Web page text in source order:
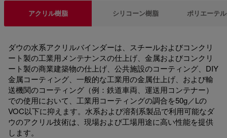
アクリル樹脂 シリコーン樹脂 ポリエーテ
ダウの水系アクリルバインダーは、スチールおよびコンクリ
ート製の工業用メンテナンスの仕上げ、金属およびコンクリ
ート製の商業建築物の仕上げ、公共施設のコーティング、DIY
金属コーティング、一般的な工業用の金属仕上げ、および輸
送機関のコーティング（例：鉄道車両、運送用コンテナー）
での使用において、工業用コーティングの調合を50g／Lの
VOC以下に抑えます。水系および溶剤系製品で利用可能なダ
ウのアクリル技術は、現場および工場用途に高い性能を提供
します。